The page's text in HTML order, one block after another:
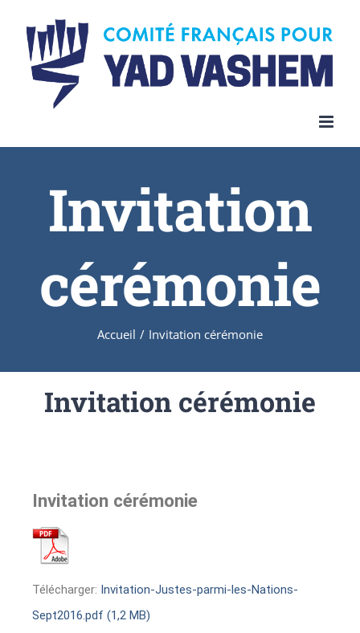
Invitation
cérémonie
Accueil / Invitation cérémonie
Invitation cérémonie
Invitation cérémonie
Télécharger: Invitation-Justes-parmi-les-Nations-
Sept2016.pdf (1,2 MB)